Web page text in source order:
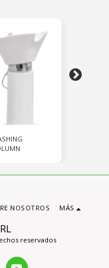
reservados
NOSOTROS MÁS